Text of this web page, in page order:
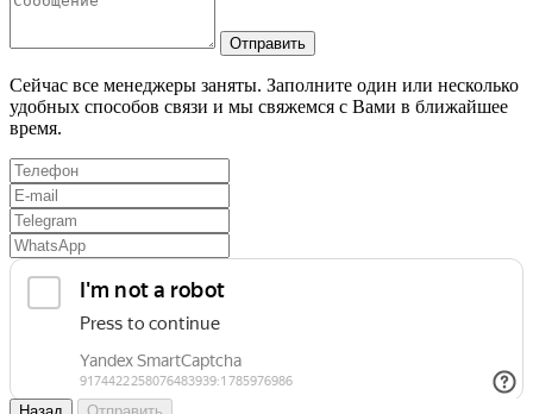
Отправить
Сейчас все менеджеры заняты. Заполните один или несколько
удобных способов связи и мы свяжемся с Вами в ближайшее
время.